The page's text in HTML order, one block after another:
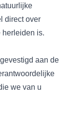
direct over
herleiden is.
aan de
we van u